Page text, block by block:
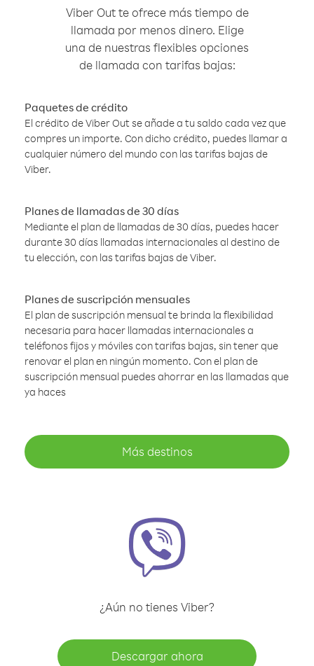
Viber Out te ofrece más tiempo de
llamada por menos dinero. Elige
una de nuestras flexibles opciones
de llamada con tarifas bajas:
Paquetes de crédito
El crédito de Viber Out se añade a tu saldo cada vez que
compres un importe. Con dicho crédito, puedes llamar a
cualquier número del mundo con las tarifas bajas de
Viber.
Planes de llamadas de 30 días
Mediante el plan de llamadas de 30 días, puedes hacer
durante 30 días llamadas internacionales al destino de
tu elección, con las tarifas bajas de Viber.
Planes de suscripción mensuales
El plan de suscripción mensual te brinda la flexibilidad
necesaria para hacer llamadas internacionales a
teléfonos fijos y móviles con tarifas bajas, sin tener que
renovar el plan en ningún momento. Con el plan de
suscripción mensual puedes ahorrar en las llamadas que
ya haces
Más destinos
¿Aún no tienes Viber?
Descargar ahora